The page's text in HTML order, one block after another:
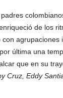
de los
agrupaciones
última una
que en su
Cruz, Eddy